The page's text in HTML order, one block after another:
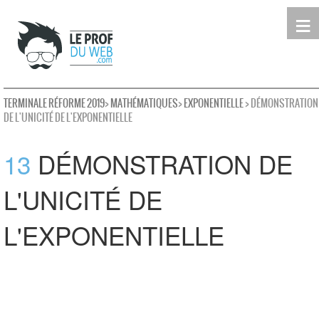
≡
leProfDuWeb
Seconde
Première
Terminale
Rechercher
TERMINALE RÉFORME 2019>MATHÉMATIQUES>EXPONENTIELLE> DÉMONSTRATION
DE L'UNICITÉ DE L'EXPONENTIELLE
13 DÉMONSTRATION DE
L'UNICITÉ DE
L'EXPONENTIELLE